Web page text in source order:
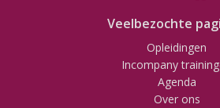
Veelbezochte
Opleidingen
Incompany
Agenda
Over ons